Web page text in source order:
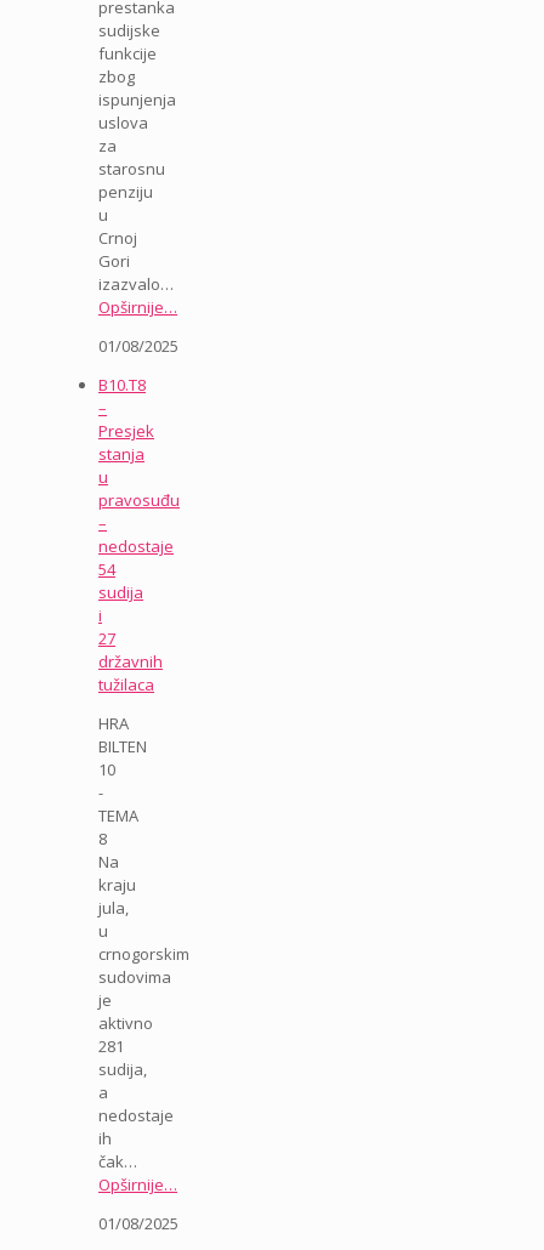
prestanka
sudijske
funkcije
zbog
ispunjenja
uslova
za
starosnu
penziju
u
Crnoj
Gori
izazvalo…
Opširnije…
01/08/2025
B10.T8
–
Presjek
stanja
u
pravosuđu
–
nedostaje
54
sudija
i
27
državnih
tužilaca
HRA
BILTEN
10
-
TEMA
8
Na
kraju
jula,
u
crnogorskim
sudovima
je
aktivno
281
sudija,
a
nedostaje
ih
čak…
Opširnije…
01/08/2025